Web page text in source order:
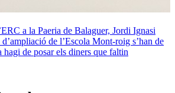
a la Paeria de Balaguer, Jordi Ignasi
de l’Escola Mont-roig s’han de
hagi de posar els diners que faltin